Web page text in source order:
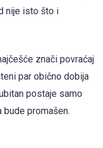
nije isto što i
znači povraćaj
par obično dobija
postaje samo
promašen.